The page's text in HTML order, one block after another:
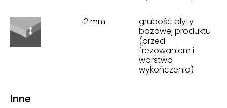
12 mm
grubość płyty
bazowej produktu
(przed
frezowaniem i
warstwą
wykończenia)
Inne